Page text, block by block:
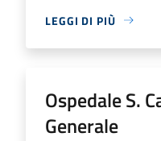
LEGGI DI PIÙ
Ospedale S.
Generale